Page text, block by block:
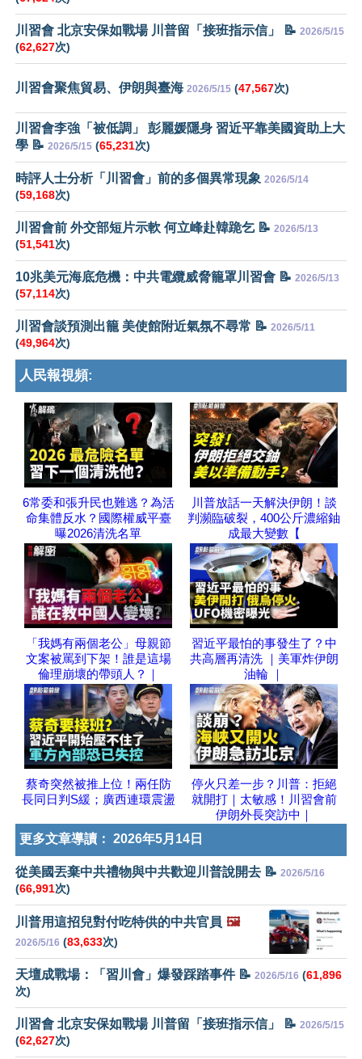
川習會 北京安保如戰場 川普留「接班指示信」 📝 2026/5/15
(62,627次)
川習會聚焦貿易、伊朗與臺海 2026/5/15 (47,567次)
川習會李強「被低調」 彭麗媛隱身 習近平靠美國資助上大
學 📝 2026/5/15 (65,231次)
時評人士分析「川習會」前的多個異常現象 2026/5/14
(59,168次)
川習會前 外交部短片示軟 何立峰赴韓跪乞 📝 2026/5/13
(51,541次)
10兆美元海底危機：中共電纜威脅籠罩川習會 📝 2026/5/13
(57,114次)
川習會談預測出籠 美使館附近氣氛不尋常 📝 2026/5/11
(49,964次)
人民報視頻:
6常委和張升民也難逃？為活
命集體反水？國際權威平臺
曝2026清洗名單
川普放話一天解決伊朗！談
判瀕臨破裂，400公斤濃縮鈾
成最大變數【
「我媽有兩個老公」母親節
文案被罵到下架！誰是這場
倫理崩壞的帶頭人？｜
習近平最怕的事發生了？中
共高層再清洗 ｜美軍炸伊朗
油輪 ｜
蔡奇突然被推上位！兩任防
長同日判S緩；廣西連環震盪
停火只差一步？川普：拒絕
就開打｜太敏感！川習會前
伊朗外長突訪中｜
更多文章導讀： 2026年5月14日
從美國丟棄中共禮物與中共歡迎川普說開去 📝 2026/5/16
(66,991次)
川普用這招兒對付吃特供的中共官員 🖼️
2026/5/16 (83,633次)
天壇成戰場：「習川會」爆發踩踏事件 📝 2026/5/16 (61,896
次)
川習會 北京安保如戰場 川普留「接班指示信」 📝 2026/5/15
(62,627次)